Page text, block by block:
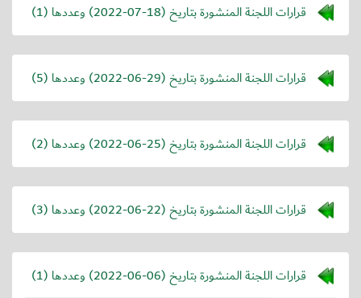
قرارات اللجنة المنشورة بتاريخ (2022-07-18) وعددها (1)
قرارات اللجنة المنشورة بتاريخ (2022-06-29) وعددها (5)
قرارات اللجنة المنشورة بتاريخ (2022-06-25) وعددها (2)
قرارات اللجنة المنشورة بتاريخ (2022-06-22) وعددها (3)
قرارات اللجنة المنشورة بتاريخ (2022-06-06) وعددها (1)